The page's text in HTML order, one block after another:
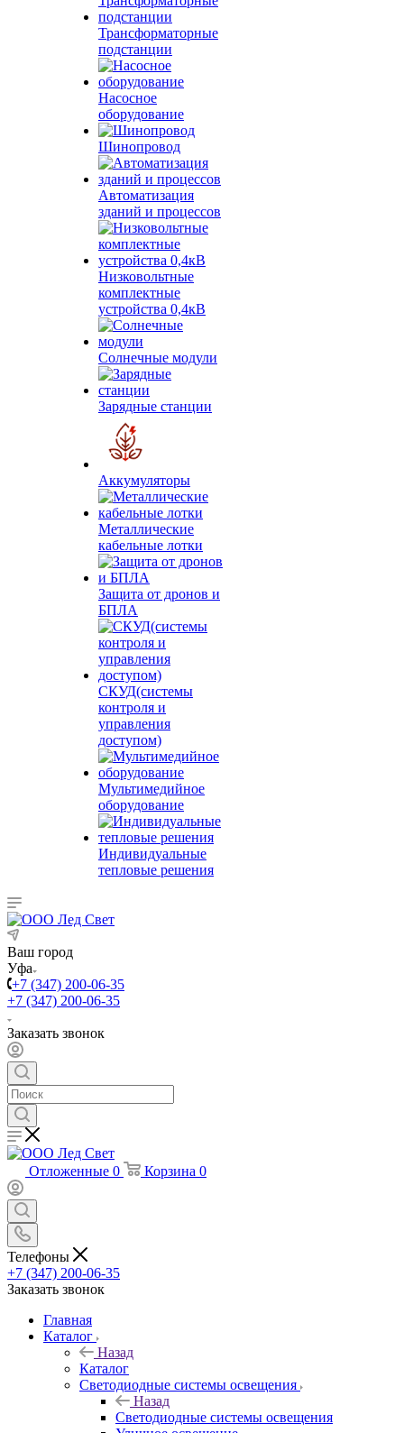
Трансформаторные
подстанции
Насосное
оборудование
Шинопровод
Автоматизация
зданий и процессов
Низковольтные
комплектные
устройства 0,4кВ
Солнечные модули
Зарядные станции
Аккумуляторы
Металлические
кабельные лотки
Защита от дронов и
БПЛА
СКУД(системы
контроля и
управления
доступом)
Мультимедийное
оборудование
Индивидуальные
тепловые решения
Ваш город
Уфа
+7 (347) 200-06-35
+7 (347) 200-06-35
Заказать звонок
Отложенные 0 Корзина 0
Телефоны
+7 (347) 200-06-35
Заказать звонок
Главная
Каталог
Назад
Каталог
Светодиодные системы освещения
Назад
Светодиодные системы освещения